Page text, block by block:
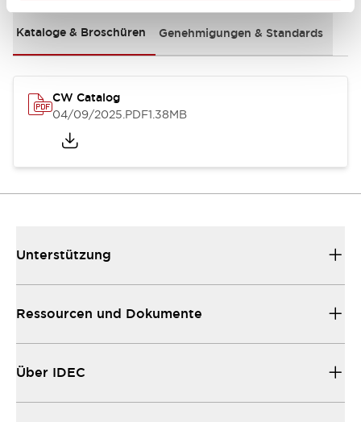
Kataloge & Broschüren Genehmigungen & Standards
CW Catalog
04/09/2025.PDF1.38MB
Unterstützung
Ressourcen und Dokumente
Über IDEC